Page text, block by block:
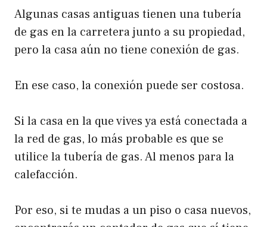
Algunas casas antiguas tienen una tubería
de gas en la carretera junto a su propiedad,
pero la casa aún no tiene conexión de gas.
En ese caso, la conexión puede ser costosa.
Si la casa en la que vives ya está conectada a
la red de gas, lo más probable es que se
utilice la tubería de gas. Al menos para la
calefacción.
Por eso, si te mudas a un piso o casa nuevos,